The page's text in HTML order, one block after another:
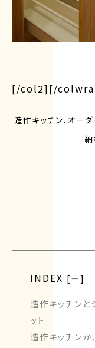
[/col2][/
造作キッチン、オー
納
INDEX [ー]
造作キッチンと
ット
造作キッチンか